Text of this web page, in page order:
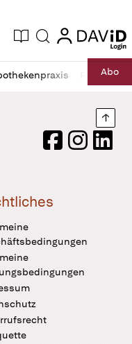
Ausgabe
Suche login
login
RechtAbo
FacebookInstagram